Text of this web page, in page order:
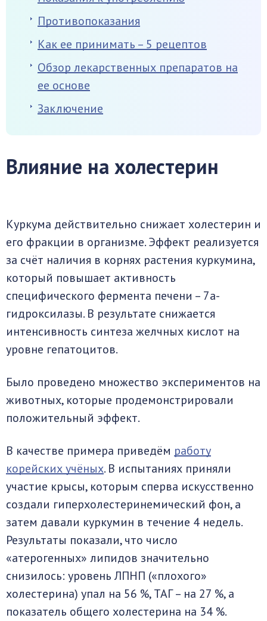
Противопоказания
Как ее принимать – 5 рецептов
Обзор лекарственных препаратов на
ее основе
Заключение
Влияние на холестерин
Куркума действительно снижает холестерин и
его фракции в организме. Эффект реализуется
за счёт наличия в корнях растения куркумина,
который повышает активность
специфического фермента печени – 7а-
гидроксилазы. В результате снижается
интенсивность синтеза желчных кислот на
уровне гепатоцитов.
Было проведено множество экспериментов на
животных, которые продемонстрировали
положительный эффект.
В качестве примера приведём работу
корейских учёных. В испытаниях приняли
участие крысы, которым сперва искусственно
создали гиперхолестеринемический фон, а
затем давали куркумин в течение 4 недель.
Результаты показали, что число
«атерогенных» липидов значительно
снизилось: уровень ЛПНП («плохого»
холестерина) упал на 56 %, ТАГ – на 27 %, а
показатель общего холестерина на 34 %.